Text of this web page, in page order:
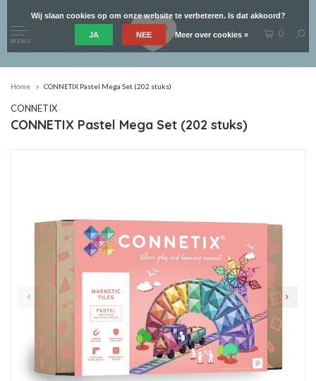
MENU
0
Home CONNETIX Pastel Mega Set (202 stuks)
CONNETIX
CONNETIX Pastel Mega Set (202 stuks)
Wij slaan cookies op om onze website te verbeteren. Is dat akkoord?
JA NEE Meer over cookies »